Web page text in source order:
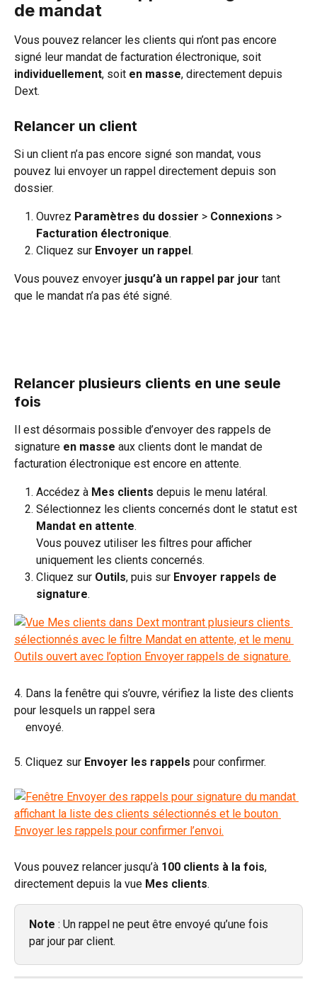
de mandat
Vous pouvez relancer les clients qui n’ont pas encore
signé leur mandat de facturation électronique, soit
individuellement, soit en masse, directement depuis
Dext.
Relancer un client
Si un client n’a pas encore signé son mandat, vous
pouvez lui envoyer un rappel directement depuis son
dossier.
Ouvrez Paramètres du dossier > Connexions >
Facturation électronique.
Cliquez sur Envoyer un rappel.
Vous pouvez envoyer jusqu’à un rappel par jour tant
que le mandat n’a pas été signé.
Relancer plusieurs clients en une seule
fois
Il est désormais possible d’envoyer des rappels de
signature en masse aux clients dont le mandat de
facturation électronique est encore en attente.
Accédez à Mes clients depuis le menu latéral.
Sélectionnez les clients concernés dont le statut est
Mandat en attente.
Vous pouvez utiliser les filtres pour afficher
uniquement les clients concernés.
Cliquez sur Outils, puis sur Envoyer rappels de
signature.
4. Dans la fenêtre qui s’ouvre, vérifiez la liste des clients
pour lesquels un rappel sera
    envoyé.
5. Cliquez sur Envoyer les rappels pour confirmer.
Vous pouvez relancer jusqu’à 100 clients à la fois,
directement depuis la vue Mes clients.
Note : Un rappel ne peut être envoyé qu’une fois
par jour par client.